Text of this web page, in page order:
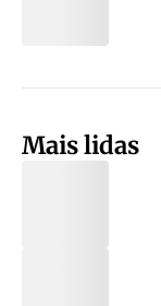
Mais lidas